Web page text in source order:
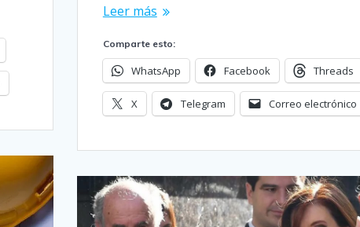
Leer más
Comparte esto:
WhatsApp Facebook Threads
X Telegram Correo electrónico